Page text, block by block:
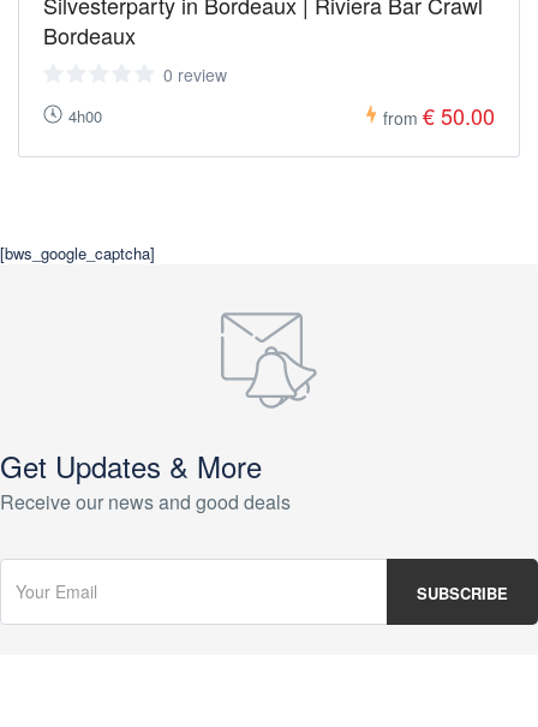
Bordeaux
0 review
4h00 from € 50.00
[bws_google_captcha]
Get Updates & More
Receive our news and good deals